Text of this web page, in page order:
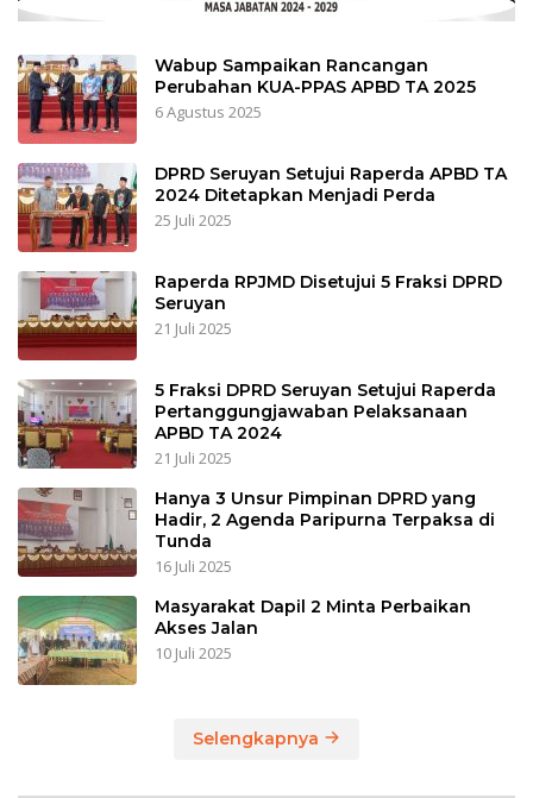
Wabup Sampaikan Rancangan
Perubahan KUA-PPAS APBD TA 2025
6 Agustus 2025
DPRD Seruyan Setujui Raperda APBD TA
2024 Ditetapkan Menjadi Perda
25 Juli 2025
Raperda RPJMD Disetujui 5 Fraksi DPRD
Seruyan
21 Juli 2025
5 Fraksi DPRD Seruyan Setujui Raperda
Pertanggungjawaban Pelaksanaan
APBD TA 2024
21 Juli 2025
Hanya 3 Unsur Pimpinan DPRD yang
Hadir, 2 Agenda Paripurna Terpaksa di
Tunda
16 Juli 2025
Masyarakat Dapil 2 Minta Perbaikan
Akses Jalan
10 Juli 2025
Selengkapnya